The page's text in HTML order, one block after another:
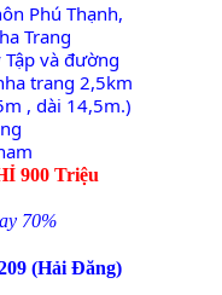
Phú Thạnh,
Trang
và đường
trang 2,5km
, dài 14,5m.)
900 Triệu
70%
(Hải Đăng)